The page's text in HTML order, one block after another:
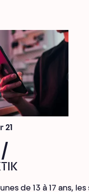
21
de 13 à 17 ans,